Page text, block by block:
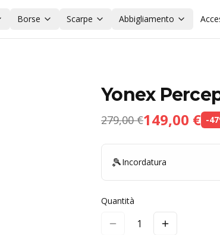
Borse Scarpe Abbigliamento
Yonex
279,00 €149,00 € -47
🎾Incordatura
Quantità
1